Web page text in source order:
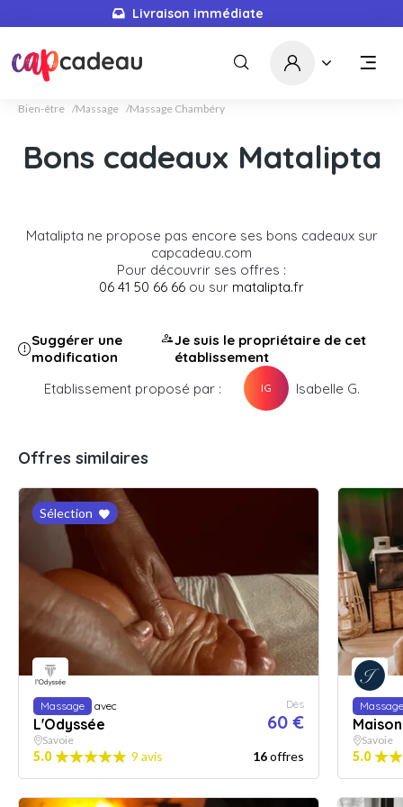
Livraison immédiate
Bien-être Massage Massage Chambéry
Bons cadeaux Matalipta
Matalipta ne propose pas encore ses bons cadeaux sur
capcadeau.com
Pour découvrir ses offres :
06 41 50 66 66 ou sur matalipta.fr
Suggérer une
modification
Je suis le propriétaire de cet
établissement
Etablissement proposé par :
IG Isabelle G.
Offres similaires
Sélection
Massage avec
L'Odyssée
Dès
60 €
Savoie
5.0 9 avis 16offres
Massage
Savoie
5.0